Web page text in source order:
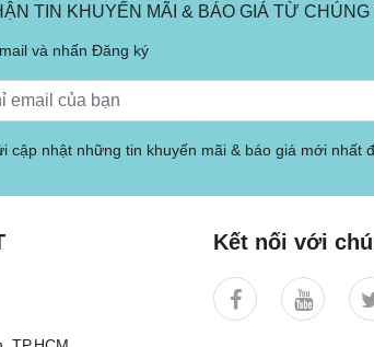
TIN KHUYẾN MÃI & BÁO GIÁ TỪ CHÚNG
và nhấn Đăng ký
cập nhật những tin khuyến mãi & báo giá mới nhất
Kết nối với